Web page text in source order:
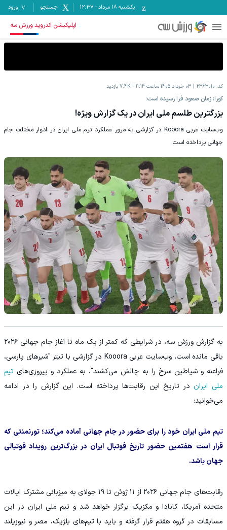
یکشنبه ۱۸ مرداد -
12:37 جستجو ورود
اپلیکیشن اندروید ورزش سه
کد: 2363010 03 خرداد 1405 ساعت 11:14 7.4K بازدید
کورا: زمان صعود فرا رسیده است؛
بزرگترین طلسم ملی ایران در یک گزارش ویژه!
وب‌سایت عربی Kooora در گزارشی به مرور عملکرد تیم ملی ایران در ادوار مختلف جام
جهانی پرداخته است.
به گزارش ورزش سه، در شرایطی که کمتر از یک ماه تا آغاز جام جهانی ۲۰۲۶
باقی مانده است، وب‌سایت عربی Kooora در گزارشی با تیتر "شیرهای پارسی،
فراعنه و شیاطین سرخ را به چالش می‌کشند"، به عملکرد و پیروزی‌های تیم
ملی ایراندر تاریخ این رقابت‌ها پرداخته است. این گزارش را در ادامه
می‌خوانید:
تیم ملی ایران خود را برای حضور در جام جهانی آماده می‌کند؛ تورنمنتی که
قرار است هفتمین حضور تاریخ فوتبال ایران در بزرگ‌ترین رویداد فوتبالی
جهان باشد.
رقابت‌های جام جهانی ۲۰۲۶ از ۱۱ ژوئن تا ۱۹ جولای به میزبانی مشترک ایالات
متحده آمریکا، کانادا و مکزیک برگزار خواهد شد و تیم ملی ایران در این
مسابقات در گروه هفتم قرار گرفته و باید با تیم‌های بلژیک، مصر و نیوزیلند